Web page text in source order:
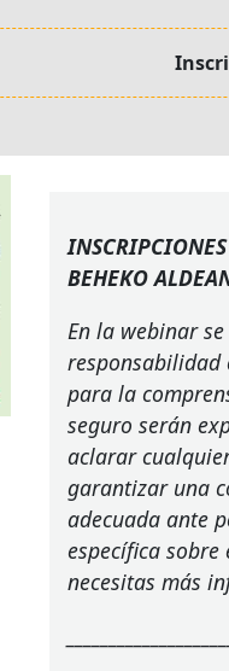
INSCRIPCIONES
BEHEKO
En la webinar
para la
seguro serán
aclarar
garantizar una
adecuada ante
específica
necesitas más